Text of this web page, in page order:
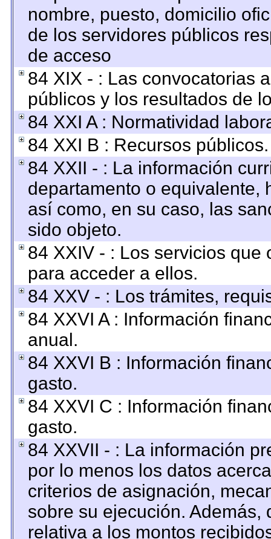
nombre, puesto, domicilio
de los servidores públicos
de acceso
84 XIX - : Las convocatorias
públicos y los resultados de
84 XXI A : Normatividad
84 XXI B : Recursos públicos.
84 XXII - : La información
departamento o equivalente,
así como, en su caso, las
sido objeto.
84 XXIV - : Los servicios
para acceder a ellos.
84 XXV - : Los trámites,
84 XXVI A : Información
anual.
84 XXVI B : Información
gasto.
84 XXVI C : Información
gasto.
84 XXVII - : La información
por lo menos los datos
criterios de asignación,
sobre su ejecución.
relativa a los montos